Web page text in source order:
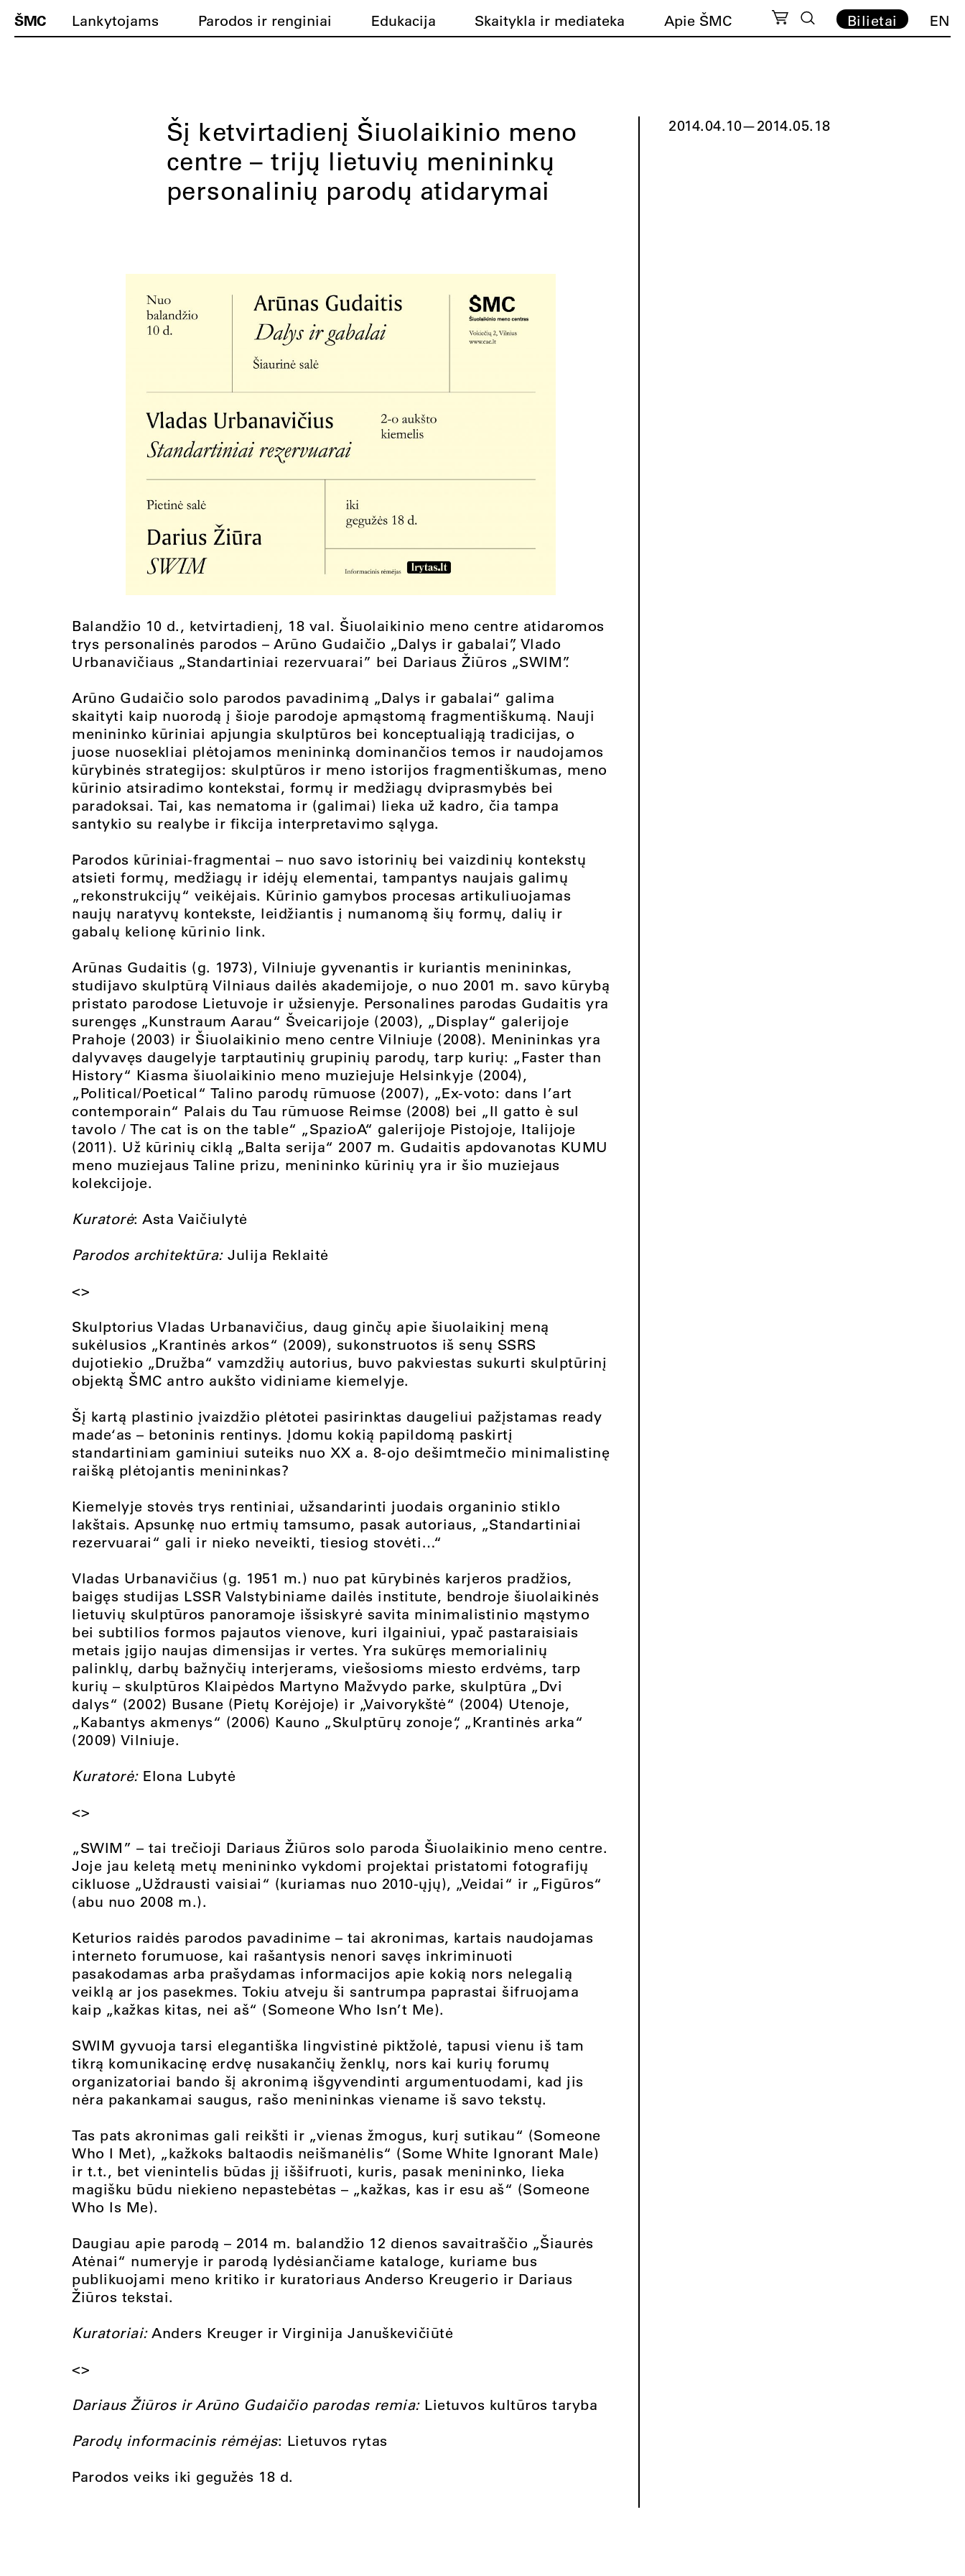
ŠMC Lankytojams Parodos ir renginiai Edukacija Skaitykla ir mediateka Apie ŠMC Bilietai EN
Šį ketvirtadienį Šiuolaikinio meno
centre – trijų lietuvių menininkų
personalinių parodų atidarymai
Balandžio 10 d., ketvirtadienį, 18 val. Šiuolaikinio meno centre atidaromos
trys personalinės parodos – Arūno Gudaičio „Dalys ir gabalai”, Vlado
Urbanavičiaus „Standartiniai rezervuarai” bei Dariaus Žiūros „SWIM”.
Arūno Gudaičio solo parodos pavadinimą „Dalys ir gabalai“ galima
skaityti kaip nuorodą į šioje parodoje apmąstomą fragmentiškumą. Nauji
menininko kūriniai apjungia skulptūros bei konceptualiąją tradicijas, o
juose nuosekliai plėtojamos menininką dominančios temos ir naudojamos
kūrybinės strategijos: skulptūros ir meno istorijos fragmentiškumas, meno
kūrinio atsiradimo kontekstai, formų ir medžiagų dviprasmybės bei
paradoksai. Tai, kas nematoma ir (galimai) lieka už kadro, čia tampa
santykio su realybe ir fikcija interpretavimo sąlyga.
Parodos kūriniai-fragmentai – nuo savo istorinių bei vaizdinių kontekstų
atsieti formų, medžiagų ir idėjų elementai, tampantys naujais galimų
„rekonstrukcijų“ veikėjais. Kūrinio gamybos procesas artikuliuojamas
naujų naratyvų kontekste, leidžiantis į numanomą šių formų, dalių ir
gabalų kelionę kūrinio link.
Arūnas Gudaitis (g. 1973), Vilniuje gyvenantis ir kuriantis menininkas,
studijavo skulptūrą Vilniaus dailės akademijoje, o nuo 2001 m. savo kūrybą
pristato parodose Lietuvoje ir užsienyje. Personalines parodas Gudaitis yra
surengęs „Kunstraum Aarau“ Šveicarijoje (2003), „Display“ galerijoje
Prahoje (2003) ir Šiuolaikinio meno centre Vilniuje (2008). Menininkas yra
dalyvavęs daugelyje tarptautinių grupinių parodų, tarp kurių: „Faster than
History“ Kiasma šiuolaikinio meno muziejuje Helsinkyje (2004),
„Political/Poetical“ Talino parodų rūmuose (2007), „Ex-voto: dans l’art
contemporain“ Palais du Tau rūmuose Reimse (2008) bei „Il gatto è sul
tavolo / The cat is on the table“ „SpazioA“ galerijoje Pistojoje, Italijoje
(2011). Už kūrinių ciklą „Balta serija“ 2007 m. Gudaitis apdovanotas KUMU
meno muziejaus Taline prizu, menininko kūrinių yra ir šio muziejaus
kolekcijoje.
Kuratorė: Asta Vaičiulytė
Parodos architektūra:Julija Reklaitė
<>
Skulptorius Vladas Urbanavičius, daug ginčų apie šiuolaikinį meną
sukėlusios „Krantinės arkos“ (2009), sukonstruotos iš senų SSRS
dujotiekio „Družba“ vamzdžių autorius, buvo pakviestas sukurti skulptūrinį
objektą ŠMC antro aukšto vidiniame kiemelyje.
Šį kartą plastinio įvaizdžio plėtotei pasirinktas daugeliui pažįstamas ready
made‘as – betoninis rentinys. Įdomu kokią papildomą paskirtį
standartiniam gaminiui suteiks nuo XX a. 8-ojo dešimtmečio minimalistinę
raišką plėtojantis menininkas?
Kiemelyje stovės trys rentiniai, užsandarinti juodais organinio stiklo
lakštais. Apsunkę nuo ertmių tamsumo, pasak autoriaus, „Standartiniai
rezervuarai“ gali ir nieko neveikti, tiesiog stovėti…“
Vladas Urbanavičius (g. 1951 m.) nuo pat kūrybinės karjeros pradžios,
baigęs studijas LSSR Valstybiniame dailės institute, bendroje šiuolaikinės
lietuvių skulptūros panoramoje išsiskyrė savita minimalistinio mąstymo
bei subtilios formos pajautos vienove, kuri ilgainiui, ypač pastaraisiais
metais įgijo naujas dimensijas ir vertes. Yra sukūręs memorialinių
palinklų, darbų bažnyčių interjerams, viešosioms miesto erdvėms, tarp
kurių – skulptūros Klaipėdos Martyno Mažvydo parke, skulptūra „Dvi
dalys“ (2002) Busane (Pietų Korėjoje) ir „Vaivorykštė“ (2004) Utenoje,
„Kabantys akmenys“ (2006) Kauno „Skulptūrų zonoje“, „Krantinės arka“
(2009) Vilniuje.
Kuratorė:Elona Lubytė
<>
„SWIM” – tai trečioji Dariaus Žiūros solo paroda Šiuolaikinio meno centre.
Joje jau keletą metų menininko vykdomi projektai pristatomi fotografijų
cikluose „Uždrausti vaisiai“ (kuriamas nuo 2010-ųjų), „Veidai“ ir „Figūros“
(abu nuo 2008 m.).
Keturios raidės parodos pavadinime – tai akronimas, kartais naudojamas
interneto forumuose, kai rašantysis nenori savęs inkriminuoti
pasakodamas arba prašydamas informacijos apie kokią nors nelegalią
veiklą ar jos pasekmes. Tokiu atveju ši santrumpa paprastai šifruojama
kaip „kažkas kitas, nei aš“ (Someone Who Isn’t Me).
SWIM gyvuoja tarsi elegantiška lingvistinė piktžolė, tapusi vienu iš tam
tikrą komunikacinę erdvę nusakančių ženklų, nors kai kurių forumų
organizatoriai bando šį akronimą išgyvendinti argumentuodami, kad jis
nėra pakankamai saugus, rašo menininkas viename iš savo tekstų.
Tas pats akronimas gali reikšti ir „vienas žmogus, kurį sutikau“ (Someone
Who I Met), „kažkoks baltaodis neišmanėlis“ (Some White Ignorant Male)
ir t.t., bet vienintelis būdas jį iššifruoti, kuris, pasak menininko, lieka
magišku būdu niekieno nepastebėtas – „kažkas, kas ir esu aš“ (Someone
Who Is Me).
Daugiau apie parodą – 2014 m. balandžio 12 dienos savaitraščio „Šiaurės
Atėnai“ numeryje ir parodą lydėsiančiame kataloge, kuriame bus
publikuojami meno kritiko ir kuratoriaus Anderso Kreugerio ir Dariaus
Žiūros tekstai.
Kuratoriai:Anders Kreuger ir Virginija Januškevičiūtė
<>
Dariaus Žiūros ir Arūno Gudaičio parodas remia:Lietuvos kultūros taryba
Parodų informacinis rėmėjas: Lietuvos rytas
Parodos veiks iki gegužės 18 d.
2014.04.10—2014.05.18